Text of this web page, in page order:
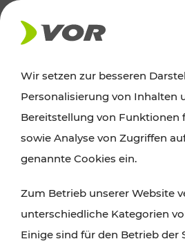
AKTUELLES
Ausflugstipps
Wien, Niederösterreich und
Wanderungen, Kultur und
Radtouren oder purer
Attraktionen sind mit den
Wir setzen zur besseren
Personalisierung von Inhalten
Bereitstellung von Funktionen
sowie Analyse von Zugriffen
genannte Cookies ein.
Zum Betrieb unserer Website
unterschiedliche Kategorien
Einige sind für den Betrieb der